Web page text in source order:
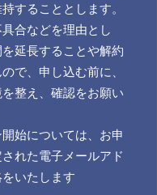
することとします。
合などを理由とし
延長することや解約
で、申し込む前に、
整え、確認をお願い
始については、お申
れた電子メールアド
いたします